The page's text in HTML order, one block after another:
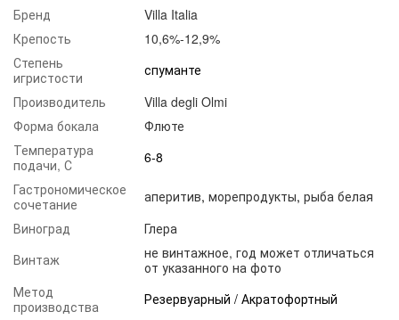
Бренд
Villa Italia
Крепость
10,6%-12,9%
Степень
игристости
спуманте
Производитель
Villa degli Olmi
Форма бокала
Флюте
Температура
подачи, С
6-8
Гастрономическое
сочетание
аперитив, морепродукты, рыба белая
Виноград
Глера
Винтаж
не винтажное, год может отличаться
от указанного на фото
Метод
производства
Резервуарный / Акратофортный